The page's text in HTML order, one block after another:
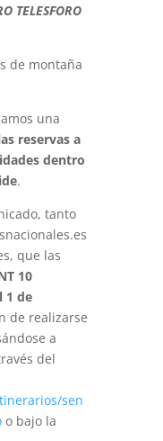
TELESFORO
de montaña
una
reservas a
dentro
.
tanto
que las
10
1 de
de realizarse
a
del
sen
o bajo la